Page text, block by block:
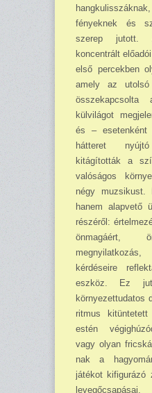
fényeknek és
szerep jutott.
koncentrált
első percekben
amely az utolsó
külvilágot
és – esetenként
hátteret nyújtó
kitágították a
valóságos
négy muzsikust.
hanem alapvető
részéről:
önmagáért,
kérdéseire
eszköz. Ez
környezettudatos
ritmus kitüntetett
estén
vagy olyan
nak a
játékot kifigurázó
levegőcsapásai.